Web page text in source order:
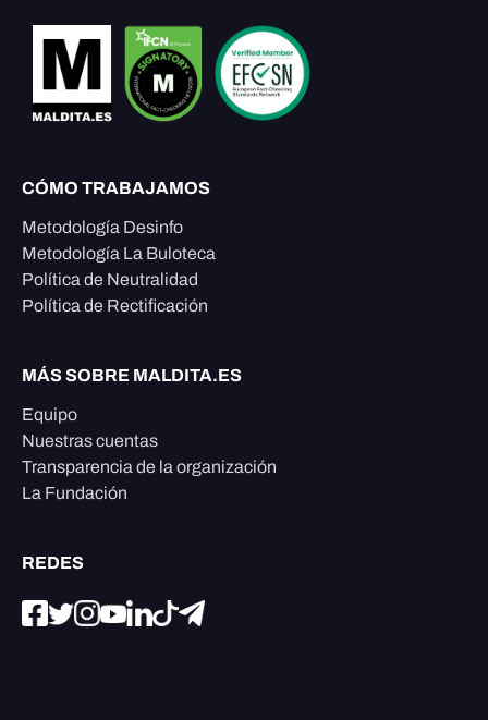
CÓMO TRABAJAMOS
Metodología Desinfo
Metodología La Buloteca
Política de Neutralidad
Política de Rectificación
MÁS SOBRE MALDITA.ES
Equipo
Nuestras cuentas
Transparencia de la organización
La Fundación
REDES